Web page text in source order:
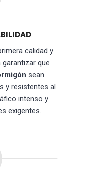
calidad y
que
sean
y resistentes al
intenso y
exigentes.